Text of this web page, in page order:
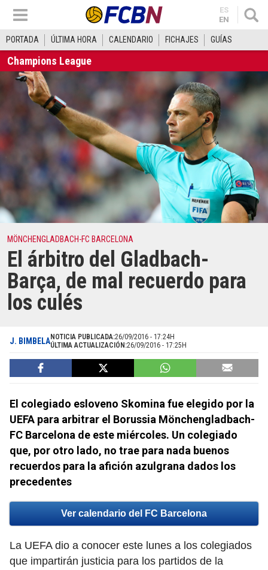
ES
EN
PORTADA ÚLTIMA HORA CALENDARIO FICHAJES GUÍAS
Champions League
MÖNCHENGLADBACH-FC BARCELONA
El árbitro del Gladbach-
Barça, de mal recuerdo para
los culés
J. BIMBELANOTICIA PUBLICADA:26/09/2016 - 17:24H
ÚLTIMA ACTUALIZACIÓN:26/09/2016 - 17:25H
El colegiado esloveno Skomina fue elegido por la
UEFA para arbitrar el Borussia Mönchengladbach-
FC Barcelona de este miércoles. Un colegiado
que, por otro lado, no trae para nada buenos
recuerdos para la afición azulgrana dados los
precedentes
Ver calendario del FC Barcelona
La UEFA dio a conocer este lunes a los colegiados
que impartirán justicia para los partidos de la